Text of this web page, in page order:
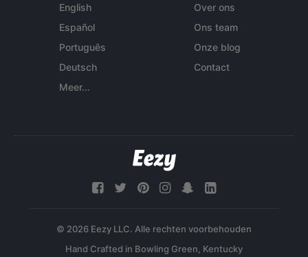
English
Español
Português
Deutsch
Meer...
Over ons
Ons team
Onze blog
Contact
© 2026 Eezy LLC. Alle rechten voorbehouden